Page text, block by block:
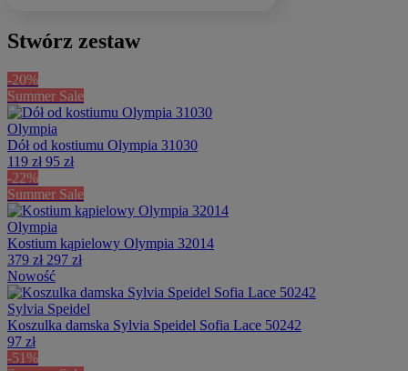
Stwórz zestaw
-20%
Summer Sale
Olympia
Dół od kostiumu Olympia 31030
119 zł 95 zł
-22%
Summer Sale
Olympia
Kostium kąpielowy Olympia 32014
379 zł 297 zł
Nowość
Sylvia Speidel
Koszulka damska Sylvia Speidel Sofia Lace 50242
97 zł
-51%